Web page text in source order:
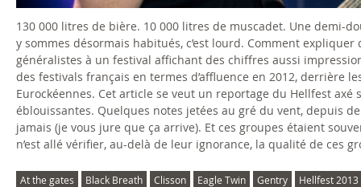
i130 000 litres de bière. 10 000 litres de muscadet. Une demi-
y sommes désormais habitués, c’est lourd. Comment
généralistes à un festival affichant des chiffres aussi
des festivals français en termes d’affluence en 2012, derrière
Eurockéennes. Cet article se veut un reportage du Hellfest
éblouissantes. Quelques notes jetées au gré du vent, depuis
jamais (je vous jure que ça arrive). Et ces groupes étaient
n’est allé vérifier, au-delà de leur ignorance, la qualité de ces
At the gates Black Breath Clisson Eagle Twin Gentry
Hellfest 2013